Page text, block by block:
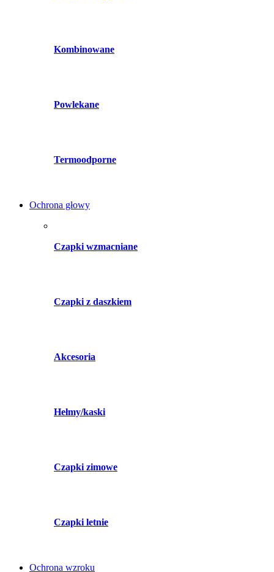
Kombinowane
Powlekane
Termoodporne
Ochrona głowy
Czapki wzmacniane
Czapki z daszkiem
Akcesoria
Hełmy/kaski
Czapki zimowe
Czapki letnie
Ochrona wzroku